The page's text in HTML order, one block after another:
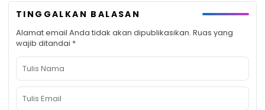
TINGGALKAN BALASAN
Alamat email Anda tidak akan dipublikasikan. Ruas yang
wajib ditandai *